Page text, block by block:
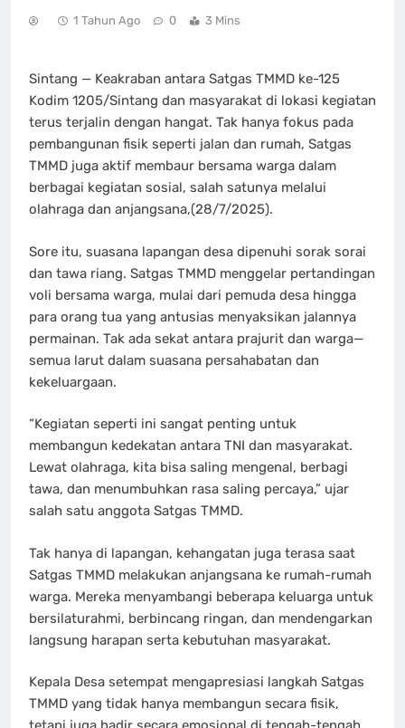
1 Tahun Ago 0 3 Mins
Sintang — Keakraban antara Satgas TMMD ke-125
Kodim 1205/Sintang dan masyarakat di lokasi kegiatan
terus terjalin dengan hangat. Tak hanya fokus pada
pembangunan fisik seperti jalan dan rumah, Satgas
TMMD juga aktif membaur bersama warga dalam
berbagai kegiatan sosial, salah satunya melalui
olahraga dan anjangsana,(28/7/2025).
Sore itu, suasana lapangan desa dipenuhi sorak sorai
dan tawa riang. Satgas TMMD menggelar pertandingan
voli bersama warga, mulai dari pemuda desa hingga
para orang tua yang antusias menyaksikan jalannya
permainan. Tak ada sekat antara prajurit dan warga—
semua larut dalam suasana persahabatan dan
kekeluargaan.
“Kegiatan seperti ini sangat penting untuk
membangun kedekatan antara TNI dan masyarakat.
Lewat olahraga, kita bisa saling mengenal, berbagi
tawa, dan menumbuhkan rasa saling percaya,” ujar
salah satu anggota Satgas TMMD.
Tak hanya di lapangan, kehangatan juga terasa saat
Satgas TMMD melakukan anjangsana ke rumah-rumah
warga. Mereka menyambangi beberapa keluarga untuk
bersilaturahmi, berbincang ringan, dan mendengarkan
langsung harapan serta kebutuhan masyarakat.
Kepala Desa setempat mengapresiasi langkah Satgas
TMMD yang tidak hanya membangun secara fisik,